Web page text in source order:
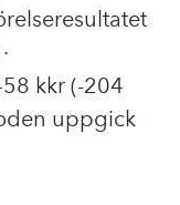
kkr (-204
uppgick